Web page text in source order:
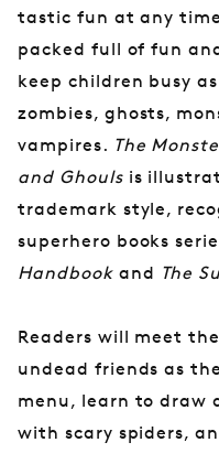
tastic fun at any
packed full of fun
keep children busy
zombies, ghosts,
vampires. The
and Ghoulsis
trademark style,
superhero books
Handbookand The
Readers will meet
undead friends as
menu, learn to draw
with scary spiders,